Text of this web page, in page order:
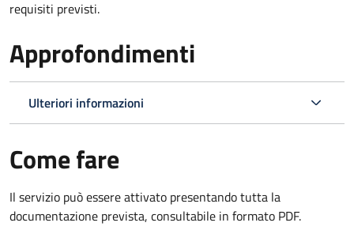
requisiti previsti.
Approfondimenti
Ulteriori informazioni
Come fare
Il servizio può essere attivato presentando tutta la
documentazione prevista, consultabile in formato PDF.